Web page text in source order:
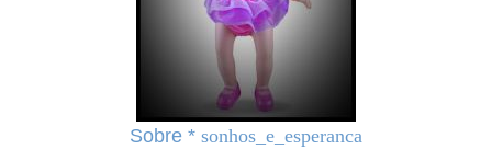
Sobre * sonhos_e_esperanca